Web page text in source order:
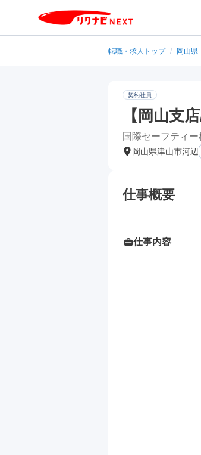
転職・求人トップ / 岡山県
契約社員
【岡山支
国際セーフティー
岡山県津山市河辺
仕事概要
仕事内容